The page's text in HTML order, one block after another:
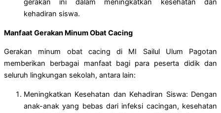
gerakan ini dalam meningkatkan kesehatan dan
kehadiran siswa.
Manfaat Gerakan Minum Obat Cacing
Gerakan minum obat cacing di MI Sailul Ulum Pagotan
memberikan berbagai manfaat bagi para peserta didik dan
seluruh lingkungan sekolah, antara lain:
Meningkatkan Kesehatan dan Kehadiran Siswa: Dengan
anak-anak yang bebas dari infeksi cacingan, kesehatan